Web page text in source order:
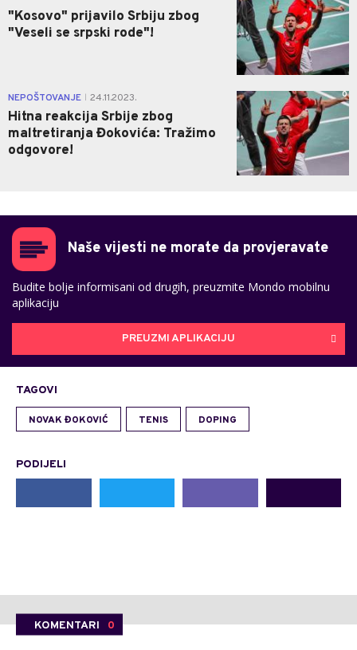
"Kosovo" prijavilo Srbiju zbog
"Veseli se srpski rode"!
NEPOŠTOVANJE 24.11.2023.
Hitna reakcija Srbije zbog
maltretiranja Đokovića: Tražimo
odgovore!
0
Naše vijesti ne morate da provjeravate
Budite bolje informisani od drugih, preuzmite Mondo mobilnu
aplikaciju
PREUZMI APLIKACIJU
TAGOVI
NOVAK ĐOKOVIĆ TENIS DOPING
PODIJELI
KOMENTARI 0